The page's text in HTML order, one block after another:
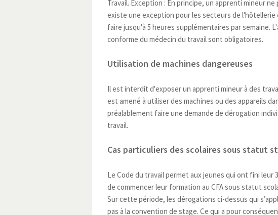
Travail. Exception : En principe, un apprenti mineur
existe une exception pour les secteurs de
faire jusqu'à 5 heures supplémentaires par semaine.
conforme du médecin du travail sont obligatoires.
Utilisation de machines dangereuses
Il est interdit d'exposer un apprenti mineur à des
est amené à utiliser des machines ou des appareils
préalablement faire une demande de dérogation
travail.
Cas particuliers des scolaires sous statut
Le Code du travail permet aux jeunes qui ont fini leur
de commencer leur formation au CFA sous statut
Sur cette période, les dérogations ci-dessus qui
pas à la convention de stage. Ce qui a pour